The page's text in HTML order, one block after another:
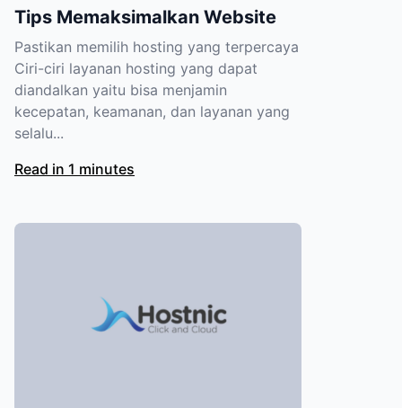
Tips Memaksimalkan Website
Pastikan memilih hosting yang terpercaya
Ciri-ciri layanan hosting yang dapat
diandalkan yaitu bisa menjamin
kecepatan, keamanan, dan layanan yang
selalu...
Read in 1 minutes